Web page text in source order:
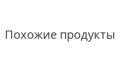
Похожие продукты